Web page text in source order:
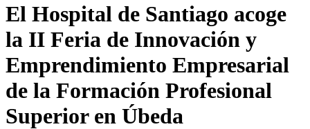
El Hospital de Santiago acoge
la II Feria de Innovación y
Emprendimiento Empresarial
de la Formación Profesional
Superior en Úbeda